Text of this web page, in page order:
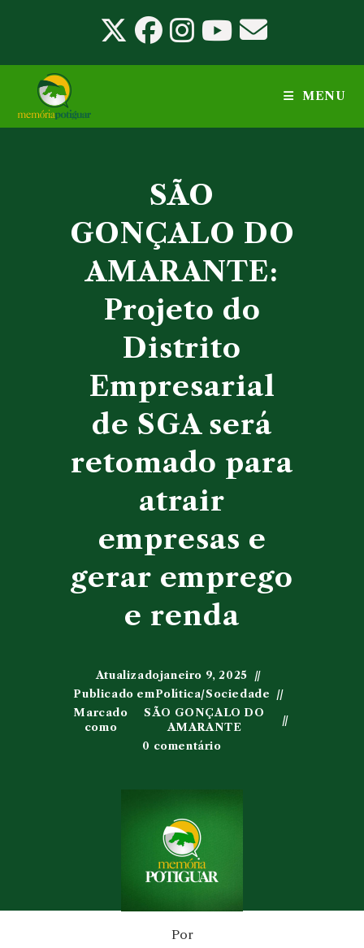
conteúdo
MENU
SÃO
GONÇALO DO
AMARANTE:
Projeto do
Distrito
Empresarial
de SGA será
retomado para
atrair
empresas e
gerar emprego
e renda
Atualizadojaneiro 9, 2025
Publicado emPolítica/Sociedade
Marcado
como
SÃO GONÇALO DO
AMARANTE
0 comentário
Por